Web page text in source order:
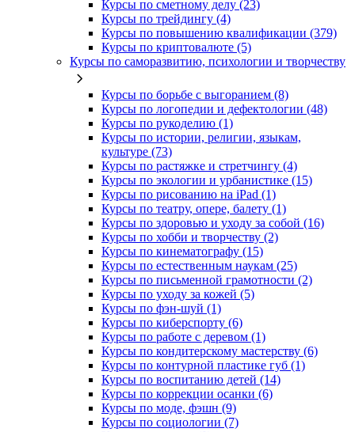
Курсы по сметному делу (23)
Курсы по трейдингу (4)
Курсы по повышению квалификации (379)
Курсы по криптовалюте (5)
Курсы по саморазвитию, психологии и творчеству
Курсы по борьбе с выгоранием (8)
Курсы по логопедии и дефектологии (48)
Курсы по рукоделию (1)
Курсы по истории, религии, языкам,
культуре (73)
Курсы по растяжке и стретчингу (4)
Курсы по экологии и урбанистике (15)
Курсы по рисованию на iPad (1)
Курсы по театру, опере, балету (1)
Курсы по здоровью и уходу за собой (16)
Курсы по хобби и творчеству (2)
Курсы по кинематографу (15)
Курсы по естественным наукам (25)
Курсы по письменной грамотности (2)
Курсы по уходу за кожей (5)
Курсы по фэн-шуй (1)
Курсы по киберспорту (6)
Курсы по работе с деревом (1)
Курсы по кондитерскому мастерству (6)
Курсы по контурной пластике губ (1)
Курсы по воспитанию детей (14)
Курсы по коррекции осанки (6)
Курсы по моде, фэшн (9)
Курсы по социологии (7)